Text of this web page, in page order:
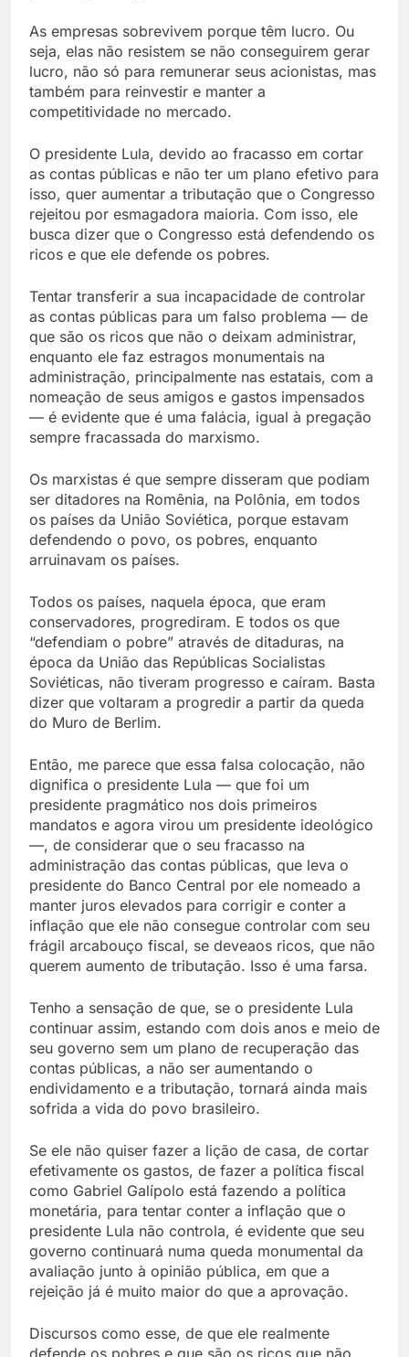
As empresas sobrevivem porque têm lucro. Ou
seja, elas não resistem se não conseguirem gerar
lucro, não só para remunerar seus acionistas, mas
também para reinvestir e manter a
competitividade no mercado.
O presidente Lula, devido ao fracasso em cortar
as contas públicas e não ter um plano efetivo para
isso, quer aumentar a tributação que o Congresso
rejeitou por esmagadora maioria. Com isso, ele
busca dizer que o Congresso está defendendo os
ricos e que ele defende os pobres.
Tentar transferir a sua incapacidade de controlar
as contas públicas para um falso problema — de
que são os ricos que não o deixam administrar,
enquanto ele faz estragos monumentais na
administração, principalmente nas estatais, com a
nomeação de seus amigos e gastos impensados
— é evidente que é uma falácia, igual à pregação
sempre fracassada do marxismo.
Os marxistas é que sempre disseram que podiam
ser ditadores na Romênia, na Polônia, em todos
os países da União Soviética, porque estavam
defendendo o povo, os pobres, enquanto
arruinavam os países.
Todos os países, naquela época, que eram
conservadores, progrediram. E todos os que
“defendiam o pobre” através de ditaduras, na
época da União das Repúblicas Socialistas
Soviéticas, não tiveram progresso e caíram. Basta
dizer que voltaram a progredir a partir da queda
do Muro de Berlim.
Então, me parece que essa falsa colocação, não
dignifica o presidente Lula — que foi um
presidente pragmático nos dois primeiros
mandatos e agora virou um presidente ideológico
—, de considerar que o seu fracasso na
administração das contas públicas, que leva o
presidente do Banco Central por ele nomeado a
manter juros elevados para corrigir e conter a
inflação que ele não consegue controlar com seu
frágil arcabouço fiscal, se deveaos ricos, que não
querem aumento de tributação. Isso é uma farsa.
Tenho a sensação de que, se o presidente Lula
continuar assim, estando com dois anos e meio de
seu governo sem um plano de recuperação das
contas públicas, a não ser aumentando o
endividamento e a tributação, tornará ainda mais
sofrida a vida do povo brasileiro.
Se ele não quiser fazer a lição de casa, de cortar
efetivamente os gastos, de fazer a política fiscal
como Gabriel Galípolo está fazendo a política
monetária, para tentar conter a inflação que o
presidente Lula não controla, é evidente que seu
governo continuará numa queda monumental da
avaliação junto à opinião pública, em que a
rejeição já é muito maior do que a aprovação.
Discursos como esse, de que ele realmente